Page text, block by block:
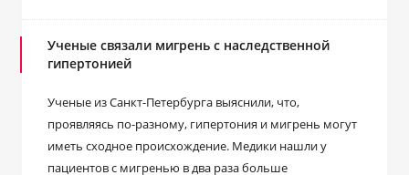
Ученые связали мигрень с наследственной
гипертонией
Ученые из Санкт-Петербурга выяснили, что,
проявляясь по-разному, гипертония и мигрень могут
иметь сходное происхождение. Медики нашли у
пациентов с мигренью в два раза больше